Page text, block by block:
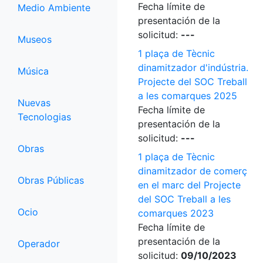
Medio Ambiente
Museos
Música
Nuevas
Tecnologias
Obras
Obras Públicas
Ocio
Operador
Fecha límite de
presentación de la
solicitud: ---
1 plaça de Tècnic
dinamitzador d'indústria.
Projecte del SOC Treball
a les comarques 2025
Fecha límite de
presentación de la
solicitud: ---
1 plaça de Tècnic
dinamitzador de comerç
en el marc del Projecte
del SOC Treball a les
comarques 2023
Fecha límite de
presentación de la
solicitud: 09/10/2023